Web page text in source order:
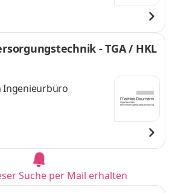
- TGA / HKL
Ingenieurbüro
Suche per Mail erhalten